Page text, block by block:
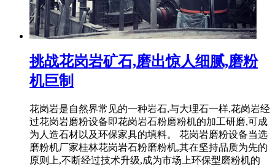
挑战花岗岩矿石,磨出惊人细腻,磨粉
机巨制
花岗岩是自然界常见的一种岩石,与大理石一样,花岗岩经
过花岗岩磨粉设备即花岗岩石粉磨粉机的加工研磨,可成
为人造石材以及环保家具的填料。 花岗岩磨粉设备当选
磨粉机厂家桂林花岗岩石粉磨粉机,其在坚持品质为先的
原则上,不断经过技术升级,成为市场上环保型磨粉机的